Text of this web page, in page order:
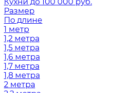
Размер
По длине
1 метр
1,2 метра
1,5 метра
1,6 метра
1,7 метра
1,8 метра
2 метра